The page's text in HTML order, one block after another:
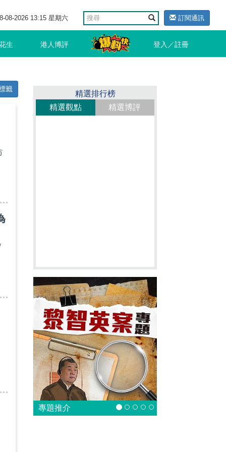
08-2026 13:15 星期六 訂閱通訊
生 港人博評 登入／註冊
籤
精選排行榜
精選觀點
精選博評
專題推介